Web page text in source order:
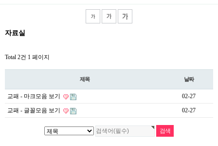
자료실
Total 2건 1 페이지
제목 날짜
교패 - 마크모음 보기 02-27
교패 - 글꼴모음 보기 02-27